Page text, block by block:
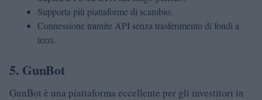
Supporta più piattaforme di scambio.
Connessione tramite API senza trasferimento di fondi a
terzi.
5. GunBot
GunBot è una piattaforma eccellente per gli investitori in